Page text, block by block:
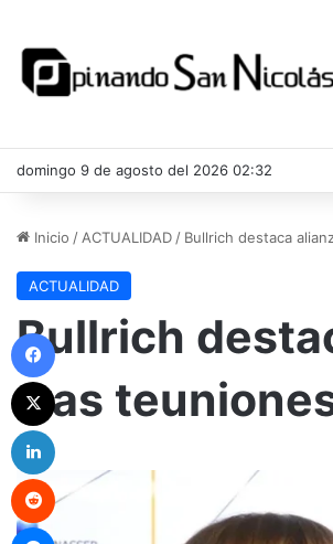
domingo 9 de agosto del 2026 02:32
Inicio / ACTUALIDAD / Bullrich destaca
ACTUALIDAD
Bullrich
tras
Facebook
Reddit